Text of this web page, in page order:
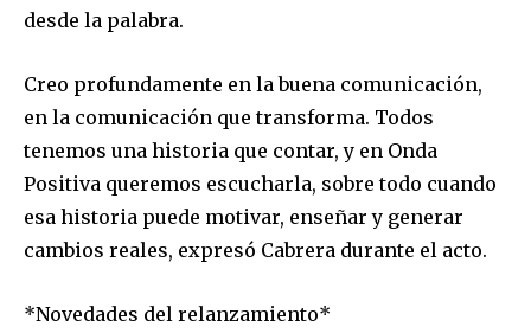
desde la palabra.
Creo profundamente en la buena comunicación,
en la comunicación que transforma. Todos
tenemos una historia que contar, y en Onda
Positiva queremos escucharla, sobre todo cuando
esa historia puede motivar, enseñar y generar
cambios reales, expresó Cabrera durante el acto.
*Novedades del relanzamiento*